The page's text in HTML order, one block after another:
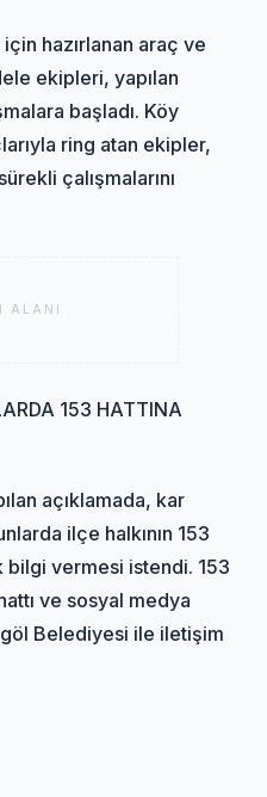
hazırlanan araç ve
ekipleri, yapılan
başladı. Köy
ring atan ekipler,
çalışmalarını
ALANI
153 HATTINA
açıklamada, kar
ilçe halkının 153
vermesi istendi. 153
ve sosyal medya
Belediyesi ile iletişim